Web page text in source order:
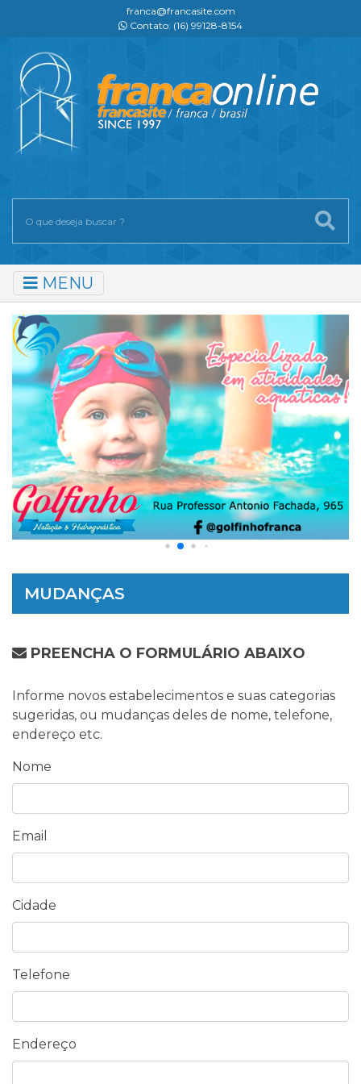
franca@francasite.com
Contato: (16) 99128-8154
MENU
MUDANÇAS
PREENCHA O FORMULÁRIO ABAIXO
Informe novos estabelecimentos e suas categorias
sugeridas, ou mudanças deles de nome, telefone,
endereço etc.
Nome
Email
Cidade
Telefone
Endereço